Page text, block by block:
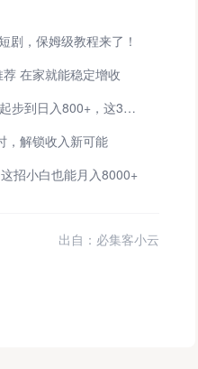
剧，保姆级教程来了！
在家就能稳定增收
2026年短剧推广最新资讯：从0起步到日入800+，这3个免费授权渠道才是普通人的破局点
，解锁收入新可能
招小白也能月入8000+
出自：必集客小云